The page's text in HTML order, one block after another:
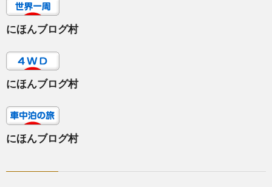
にほんブログ村
にほんブログ村
にほんブログ村